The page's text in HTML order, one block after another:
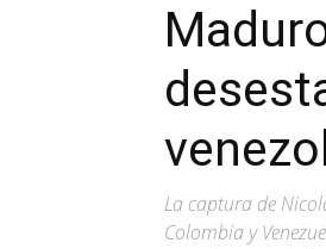
La captura de
Colombia y